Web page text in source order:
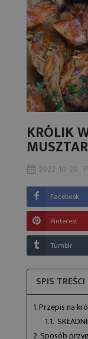
KRÓLIK
2022-10-20
Facebook
Pinterest
Tumblr
SPIS TREŚCI
1. Przepis na
1.1.
2. Sposób